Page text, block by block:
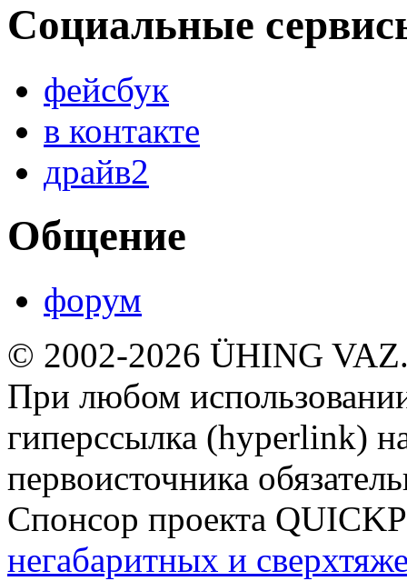
Социальные
фейсбук
в контакте
драйв2
Общение
форум
© 2002-2026 ÜHING
При любом
гиперссылка (hyperlink)
первоисточника
Спонсор проекта
негабаритных и